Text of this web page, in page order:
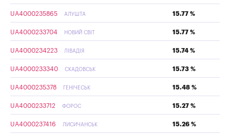
UA4000235865 АЛУШТА 15.77 %
UA4000233704 НОВИЙ СВІТ 15.77 %
UA4000234223 ЛІВАДІЯ 15.74 %
UA4000233340 СКАДОВСЬК 15.73 %
UA4000235378 ГЕНІЧЕСЬК 15.48 %
UA4000233712 ФОРОС 15.27 %
UA4000237416 ЛИСИЧАНСЬК 15.26 %